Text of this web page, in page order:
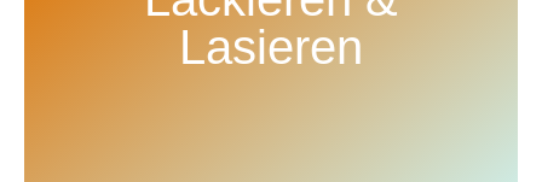
Lasieren
Metall strahlt ihre Küche, der Balkon oder die
Fensterfront in neuem Glanz.